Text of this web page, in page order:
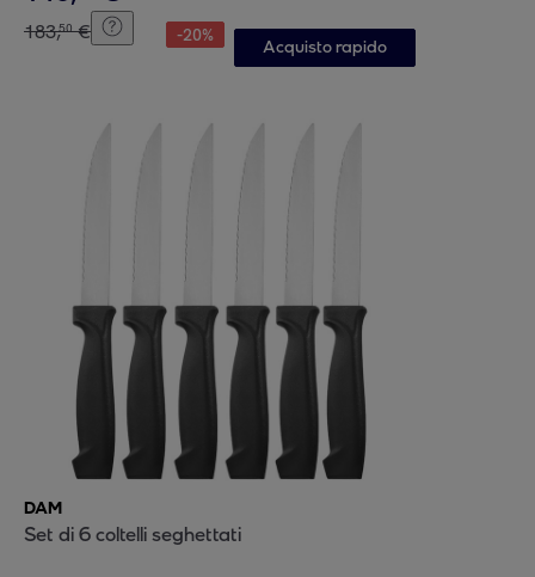
183,50 € -20%
Acquisto rapido
DAM
Set di 6 coltelli seghettati